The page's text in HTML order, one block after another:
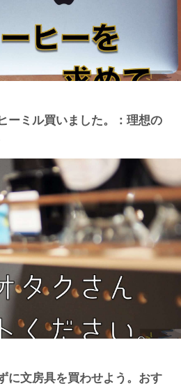
ーミル買いました。：理想の
に文房具を買わせよう。おす